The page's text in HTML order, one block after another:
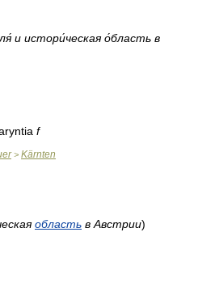
и истори́ческая о́бласть в
f
> Kärnten
область в Австрии)